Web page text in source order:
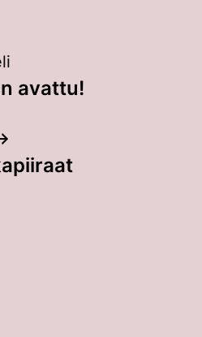
avattu!
selata niitä